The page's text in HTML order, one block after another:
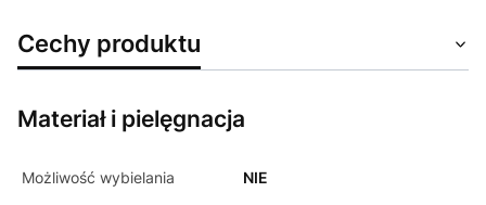
Cechy produktu
Materiał i pielęgnacja
Możliwość wybielania NIE